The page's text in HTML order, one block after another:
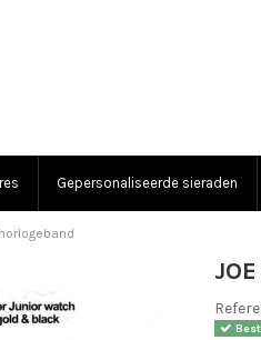
Gepersonaliseerde sieraden